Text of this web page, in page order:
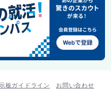
板ガイドライン お問い合わせ